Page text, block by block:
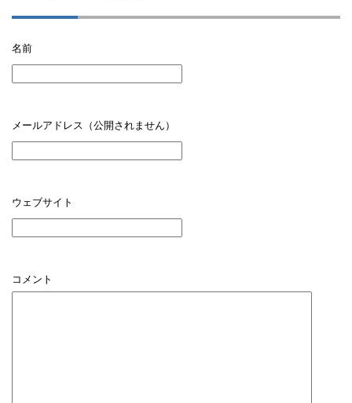
名前
メールアドレス（公開されません）
ウェブサイト
コメント